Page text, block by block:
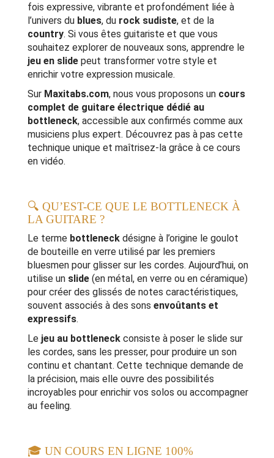
fois expressive, vibrante et profondément liée à
l’univers du blues, du rock sudiste, et de la
country. Si vous êtes guitariste et que vous
souhaitez explorer de nouveaux sons, apprendre le
jeu en slide peut transformer votre style et
enrichir votre expression musicale.
Sur Maxitabs.com, nous vous proposons un cours
complet de guitare électrique dédié au
bottleneck, accessible aux confirmés comme aux
musiciens plus expert. Découvrez pas à pas cette
technique unique et maîtrisez-la grâce à ce cours
en vidéo.
🔍 QU’EST-CE QUE LE BOTTLENECK À
LA GUITARE ?
Le terme bottleneck désigne à l’origine le goulot
de bouteille en verre utilisé par les premiers
bluesmen pour glisser sur les cordes. Aujourd’hui, on
utilise un slide (en métal, en verre ou en céramique)
pour créer des glissés de notes caractéristiques,
souvent associés à des sons envoûtants et
expressifs.
Le jeu au bottleneck consiste à poser le slide sur
les cordes, sans les presser, pour produire un son
continu et chantant. Cette technique demande de
la précision, mais elle ouvre des possibilités
incroyables pour enrichir vos solos ou accompagner
au feeling.
🎓 UN COURS EN LIGNE 100%